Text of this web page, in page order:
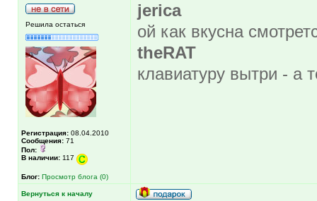
Решила остаться
Регистрация: 08.04.2010
Сообщения: 71
Пол:
В наличии: 117
Блог: Просмотр блога (0)
jerica
ой как вкусна
theRAT
клавиатуру вытри - а
Вернуться к началу